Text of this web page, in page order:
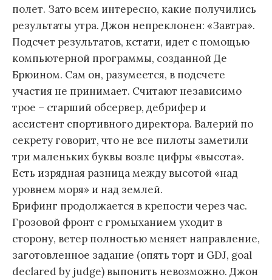
полет. Зато всем интересно, какие получились
результаты утра. Джон непреклонен: «Завтра».
Подсчет результатов, кстати, идет с помощью
компьютерной программы, созданной Де
Брюином. Сам он, разумеется, в подсчете
участия не принимает. Считают независимо
трое – старший обсервер, дебрифер и
ассистент спортивного директора. Валерий по
секрету говорит, что не все пилоты заметили
три маленьких буквы возле цифры «высота».
Есть изрядная разница между высотой «над
уровнем моря» и над землей.
Брифинг продолжается в крепости через час.
Грозовой фронт с громыханием уходит в
сторону, ветер полностью меняет направление,
заготовленное задание (опять торт и GDJ, goal
declared by judge) выпонить невозможно. Джон